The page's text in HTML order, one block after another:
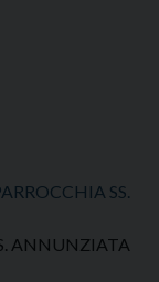
SS.
ANNUNZIATA